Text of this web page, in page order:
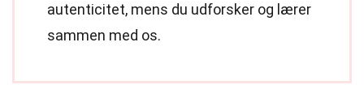
autenticitet, mens du udforsker og lærer
sammen med os.